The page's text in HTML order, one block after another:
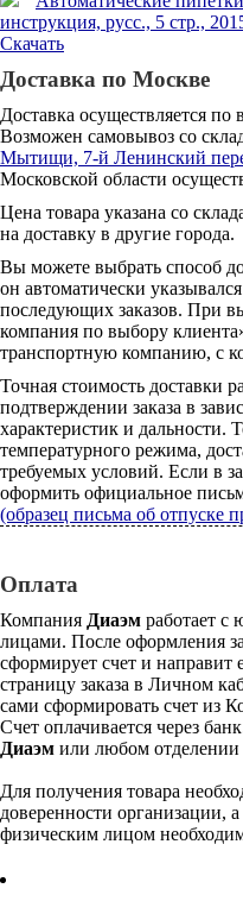
инструкция, русс., 5 стр.,
Скачать
Доставка по Москве
Доставка осуществляется
Возможен самовывоз со
Мытищи, 7-й Ленинский
Московской области
Цена товара указана со
на доставку в другие города.
Вы можете выбрать способ
он автоматически
последующих заказов. При
компания по выбору
транспортную компанию, с
Точная стоимость доставки
подтверждении заказа в
характеристик и дальности.
температурного режима,
требуемых условий. Если в
оформить официальное
(образец письма об отпуске
Оплата
Компания Диаэм работает с
лицами. После оформления
сформирует счет и направит
страницу заказа в Личном
сами сформировать счет из
Счет оплачивается через
Диаэм или любом отделении
Для получения товара
доверенности организации,
физическим лицом